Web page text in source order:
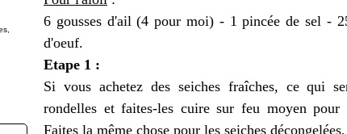
6 gousses d'ail (4 pour moi) - 1 pincée de sel -
d'oeuf.
Etape 1 :
Si vous achetez des seiches fraîches, ce qui
rondelles et faites-les cuire sur feu moyen
Faites la même chose pour les seiches